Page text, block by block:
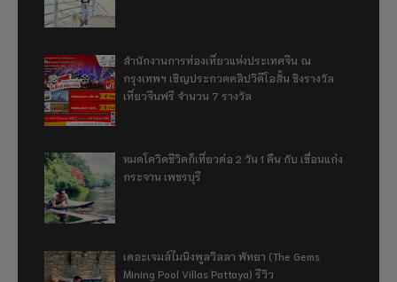
สำนักงานการท่องเที่ยวแห่งประเทศจีน ณ
กรุงเทพฯ เชิญประกวดคลิปวิดีโอสั้น ชิงรางวัล
เที่ยวจีนฟรี จำนวน 7 รางวัล
หมดโควิดชีวิตก็เที่ยวต่อ 2 วัน 1 คืน กับ เขื่อนแก่ง
กระจาน เพชรบุรี
เดอะเจมส์ไมนิงพูลวิลลา พัทยา (The Gems
Mining Pool Villas Pattaya) รีวิว